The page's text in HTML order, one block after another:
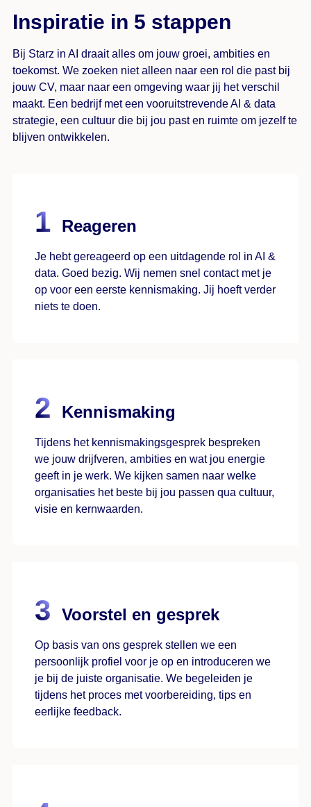
Inspiratie in 5 stappen
Bij Starz in AI draait alles om jouw groei, ambities en
toekomst. We zoeken niet alleen naar een rol die past bij
jouw CV, maar naar een omgeving waar jij het verschil
maakt. Een bedrijf met een vooruitstrevende AI & data
strategie, een cultuur die bij jou past en ruimte om jezelf te
blijven ontwikkelen.
Reageren
Je hebt gereageerd op een uitdagende rol in AI &
data. Goed bezig. Wij nemen snel contact met je
op voor een eerste kennismaking. Jij hoeft verder
niets te doen.
Kennismaking
Tijdens het kennismakingsgesprek bespreken
we jouw drijfveren, ambities en wat jou energie
geeft in je werk. We kijken samen naar welke
organisaties het beste bij jou passen qua cultuur,
visie en kernwaarden.
Voorstel en gesprek
Op basis van ons gesprek stellen we een
persoonlijk profiel voor je op en introduceren we
je bij de juiste organisatie. We begeleiden je
tijdens het proces met voorbereiding, tips en
eerlijke feedback.